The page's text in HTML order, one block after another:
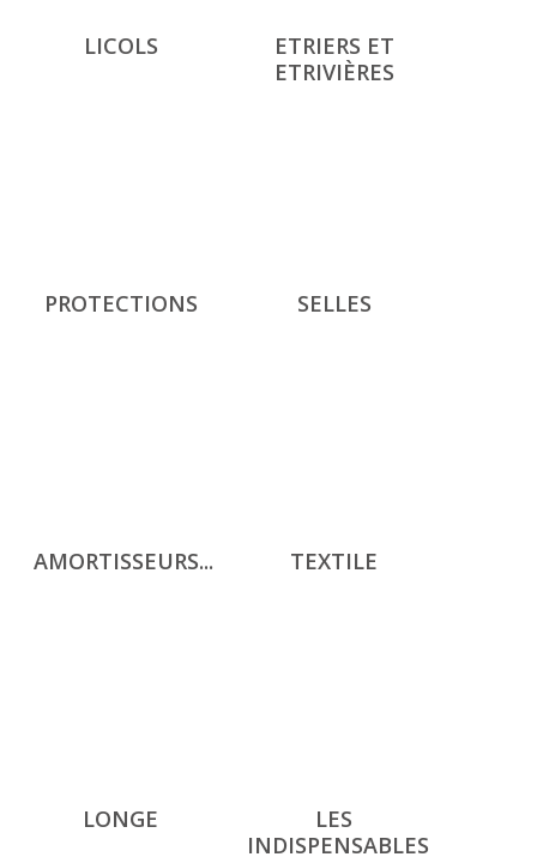
LICOLS
ETRIERS ET
ETRIVIÈRES
PROTECTIONS SELLES
AMORTISSEURS... TEXTILE
LONGE
LES
INDISPENSABLES